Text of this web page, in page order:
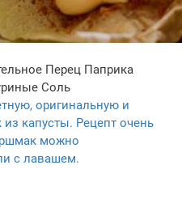
Перец Паприка
Соль
оригинальную и
капусты. Рецепт очень
можно
с лавашем.